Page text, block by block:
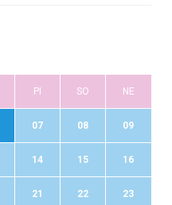
PI SO NE
07 08 09
14 15 16
21 22 23